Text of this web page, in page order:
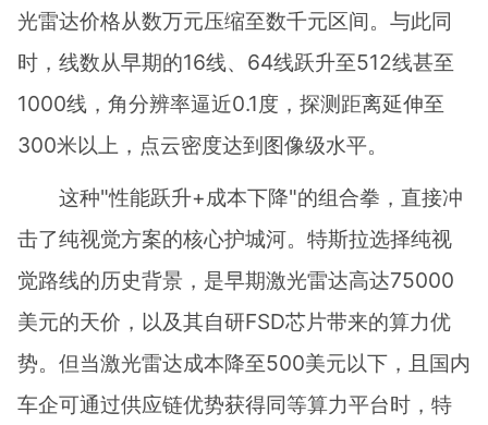
光雷达价格从数万元压缩至数千元区间。与此同
时，线数从早期的16线、64线跃升至512线甚至
1000线，角分辨率逼近0.1度，探测距离延伸至
300米以上，点云密度达到图像级水平。
这种"性能跃升+成本下降"的组合拳，直接冲
击了纯视觉方案的核心护城河。特斯拉选择纯视
觉路线的历史背景，是早期激光雷达高达75000
美元的天价，以及其自研FSD芯片带来的算力优
势。但当激光雷达成本降至500美元以下，且国内
车企可通过供应链优势获得同等算力平台时，特